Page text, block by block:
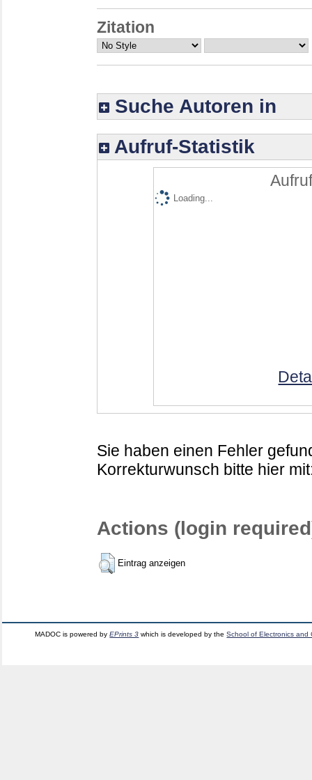
Zitation
Suche Autoren in
Aufruf-Statistik
Loading...
Sie haben einen Fehler
Korrekturwunsch bitte hier
Actions (login
Eintrag anzeigen
MADOC is powered byEPrints 3 which is developed by theSchool of Electronics and